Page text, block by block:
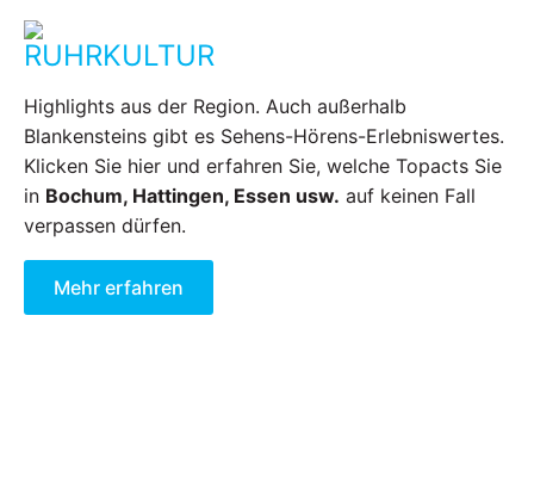
RUHRKULTUR
Highlights aus der Region. Auch außerhalb
Blankensteins gibt es Sehens-Hörens-Erlebniswertes.
Klicken Sie hier und erfahren Sie, welche Topacts Sie
in Bochum, Hattingen, Essen usw. auf keinen Fall
verpassen dürfen.
Mehr erfahren